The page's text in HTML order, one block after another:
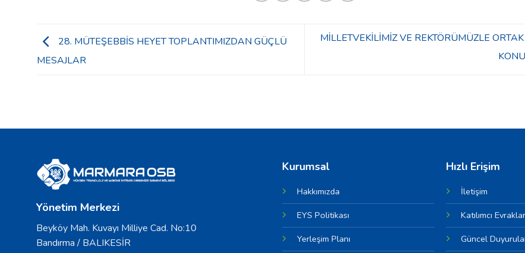
28. MÜTEŞEBBİS HEYET TOPLANTIMIZDAN GÜÇLÜ
MESAJLAR
MİLLETVEKİLİMİZ VE REKTÖRÜMÜZLE
Yönetim Merkezi
Beyköy Mah. Kuvayı Milliye Cad. No:10
Bandırma / BALIKESİR
Kurumsal
Hakkımızda
EYS Politikası
Yerleşim Planı
Hızlı Erişim
İletişim
Katılımcı
Güncel